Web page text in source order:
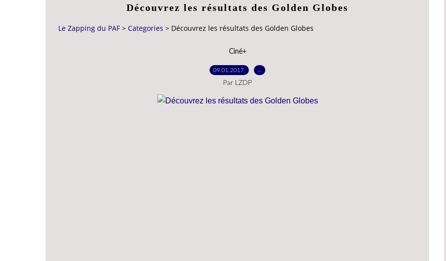
Découvrez les résultats des Golden Globes
Le Zapping du PAF > Categories > Découvrez les résultats des Golden Globes
Ciné+
09.01.2017
Par LZDP